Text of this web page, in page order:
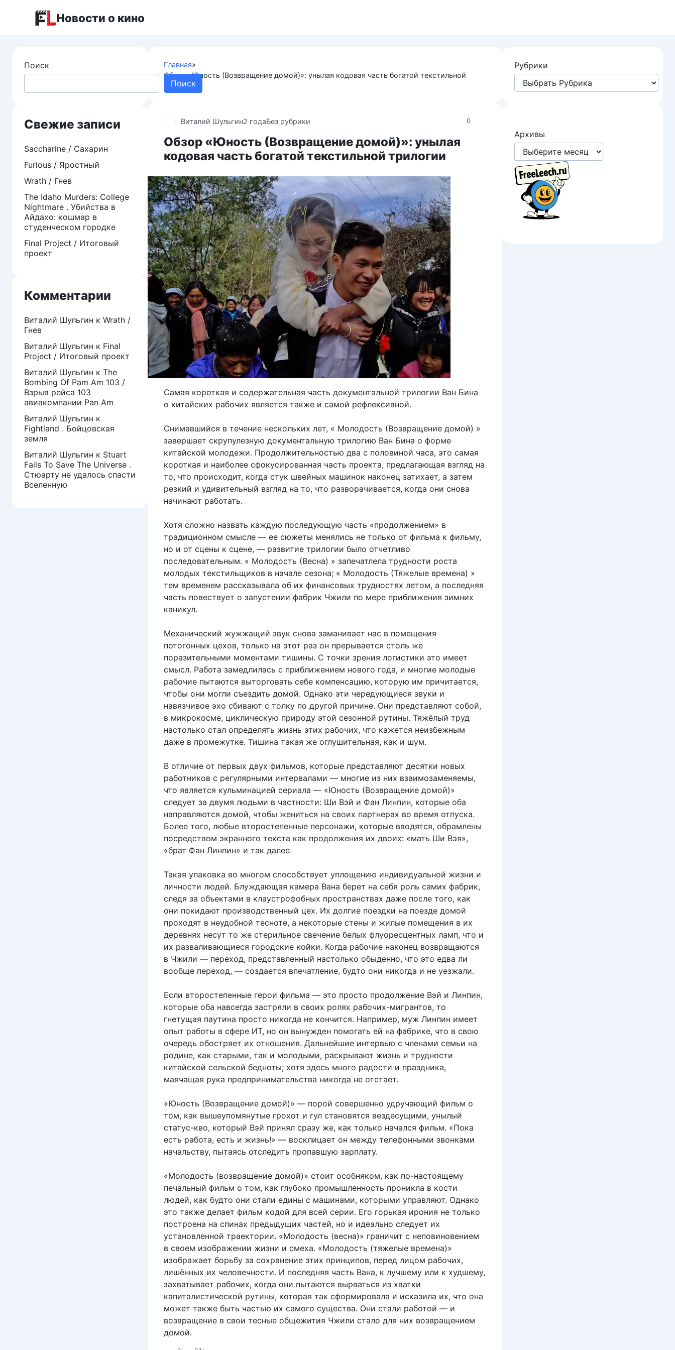
Новости о кино
Главная»
Обзор «Юность (Возвращение домой)»: унылая кодовая часть богатой текстильной
трилогии
0
Виталий Шульгин2 годаБез рубрики
Обзор «Юность (Возвращение домой)»: унылая
кодовая часть богатой текстильной трилогии
Самая короткая и содержательная часть документальной трилогии Ван Бина
о китайских рабочих является также и самой рефлексивной.
Снимавшийся в течение нескольких лет, « Молодость (Возвращение домой) »
завершает скрупулезную документальную трилогию Ван Бина о форме
китайской молодежи. Продолжительностью два с половиной часа, это самая
короткая и наиболее сфокусированная часть проекта, предлагающая взгляд на
то, что происходит, когда стук швейных машинок наконец затихает, а затем
резкий и удивительный взгляд на то, что разворачивается, когда они снова
начинают работать.
Хотя сложно назвать каждую последующую часть «продолжением» в
традиционном смысле — ее сюжеты менялись не только от фильма к фильму,
но и от сцены к сцене, — развитие трилогии было отчетливо
последовательным. « Молодость (Весна) » запечатлела трудности роста
молодых текстильщиков в начале сезона; « Молодость (Тяжелые времена) »
тем временем рассказывала об их финансовых трудностях летом, а последняя
часть повествует о запустении фабрик Чжили по мере приближения зимних
каникул.
Механический жужжащий звук снова заманивает нас в помещения
потогонных цехов, только на этот раз он прерывается столь же
поразительными моментами тишины. С точки зрения логистики это имеет
смысл. Работа замедлилась с приближением нового года, и многие молодые
рабочие пытаются выторговать себе компенсацию, которую им причитается,
чтобы они могли съездить домой. Однако эти чередующиеся звуки и
навязчивое эхо сбивают с толку по другой причине. Они представляют собой,
в микрокосме, циклическую природу этой сезонной рутины. Тяжёлый труд
настолько стал определять жизнь этих рабочих, что кажется неизбежным
даже в промежутке. Тишина такая же оглушительная, как и шум.
В отличие от первых двух фильмов, которые представляют десятки новых
работников с регулярными интервалами — многие из них взаимозаменяемы,
что является кульминацией сериала — «Юность (Возвращение домой)»
следует за двумя людьми в частности: Ши Вэй и Фан Линпин, которые оба
направляются домой, чтобы жениться на своих партнерах во время отпуска.
Более того, любые второстепенные персонажи, которые вводятся, обрамлены
посредством экранного текста как продолжения их двоих: «мать Ши Вэя»,
«брат Фан Линпин» и так далее.
Такая упаковка во многом способствует уплощению индивидуальной жизни и
личности людей. Блуждающая камера Вана берет на себя роль самих фабрик,
следя за объектами в клаустрофобных пространствах даже после того, как
они покидают производственный цех. Их долгие поездки на поезде домой
проходят в неудобной тесноте, а некоторые стены и жилые помещения в их
деревнях несут то же стерильное свечение белых флуоресцентных ламп, что и
их разваливающиеся городские койки. Когда рабочие наконец возвращаются
в Чжили — переход, представленный настолько обыденно, что это едва ли
вообще переход, — создается впечатление, будто они никогда и не уезжали.
Если второстепенные герои фильма — это просто продолжение Вэй и Линпин,
которые оба навсегда застряли в своих ролях рабочих-мигрантов, то
гнетущая паутина просто никогда не кончится. Например, муж Линпин имеет
опыт работы в сфере ИТ, но он вынужден помогать ей на фабрике, что в свою
очередь обостряет их отношения. Дальнейшие интервью с членами семьи на
родине, как старыми, так и молодыми, раскрывают жизнь и трудности
китайской сельской бедноты; хотя здесь много радости и праздника,
маячащая рука предпринимательства никогда не отстает.
«Юность (Возвращение домой)» — порой совершенно удручающий фильм о
том, как вышеупомянутые грохот и гул становятся вездесущими, унылый
статус-кво, который Вэй принял сразу же, как только начался фильм. «Пока
есть работа, есть и жизнь!» — восклицает он между телефонными звонками
начальству, пытаясь отследить пропавшую зарплату.
«Молодость (возвращение домой)» стоит особняком, как по-настоящему
печальный фильм о том, как глубоко промышленность проникла в кости
людей, как будто они стали едины с машинами, которыми управляют. Однако
это также делает фильм кодой для всей серии. Его горькая ирония не только
построена на спинах предыдущих частей, но и идеально следует их
установленной траектории. «Молодость (весна)» граничит с неповиновением
в своем изображении жизни и смеха. «Молодость (тяжелые времена)»
изображает борьбу за сохранение этих принципов, перед лицом рабочих,
лишённых их человечности. И последняя часть Вана, к лучшему или к худшему,
захватывает рабочих, когда они пытаются вырваться из хватки
капиталистической рутины, которая так сформировала и исказила их, что она
может также быть частью их самого существа. Они стали работой — и
возвращение в свои тесные общежития Чжили стало для них возвращением
домой.
Поиск
Поиск
Свежие записи
Saccharine / Сахарин
Furious / Яростный
Wrath / Гнев
The Idaho Murders: College
Nightmare . Убийства в
Айдахо: кошмар в
студенческом городке
Final Project / Итоговый
проект
Комментарии
Виталий Шульгин к Wrath /
Гнев
Виталий Шульгин к Final
Project / Итоговый проект
Виталий Шульгин к The
Bombing Of Pam Am 103 /
Взрыв рейса 103
авиакомпании Pan Am
Виталий Шульгин к
Fightland . Бойцовская
земля
Виталий Шульгин к Stuart
Fails To Save The Universe .
Стюарту не удалось спасти
Вселенную
Рубрики
Архивы